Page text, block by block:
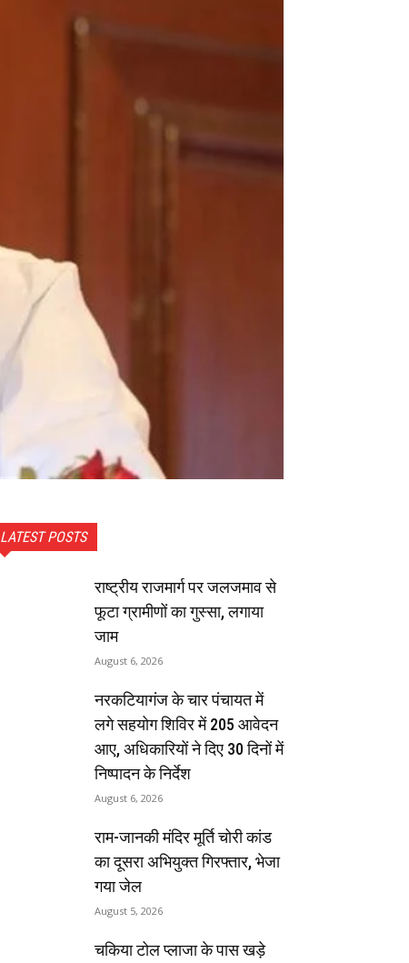
LATEST POSTS
राष्ट्रीय राजमार्ग पर जलजमाव से
फूटा ग्रामीणों का गुस्सा, लगाया
जाम
August 6, 2026
नरकटियागंज के चार पंचायत में
लगे सहयोग शिविर में 205 आवेदन
आए, अधिकारियों ने दिए 30 दिनों में
निष्पादन के निर्देश
August 6, 2026
राम-जानकी मंदिर मूर्ति चोरी कांड
का दूसरा अभियुक्त गिरफ्तार, भेजा
गया जेल
August 5, 2026
चकिया टोल प्लाजा के पास खड़े